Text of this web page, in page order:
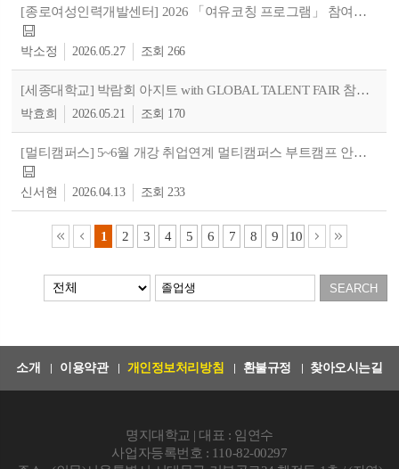
[종로여성인력개발센터] 2026 「여유코칭 프로그램」 참여자 모집
박소정 2026.05.27 266
[세종대학교] 박람회 아지트 with GLOBAL TALENT FAIR 참여자 모집
박효희 2026.05.21 170
[멀티캠퍼스] 5~6월 개강 취업연계 멀티캠퍼스 부트캠프 안내 (마케팅, 데이터분석, 풀스택 개발)
신서현 2026.04.13 233
1 2 3 4 5 6 7 8 9 10
소개 이용약관 개인정보처리방침 환불규정 찾아오시는길
명지대학교 | 대표 : 임연수
사업자등록번호 : 110-82-00297